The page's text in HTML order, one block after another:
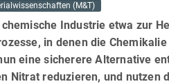
(M&T)
Industrie etwa zur
in denen die
eine sicherere Alternative
Nitrat reduzieren, und